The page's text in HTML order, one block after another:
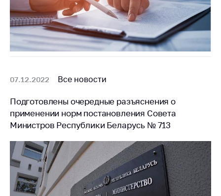
07.12.2022 Все новости
Подготовлены очередные разъяснения о
применении норм постановления Совета
Министров Республики Беларусь № 713